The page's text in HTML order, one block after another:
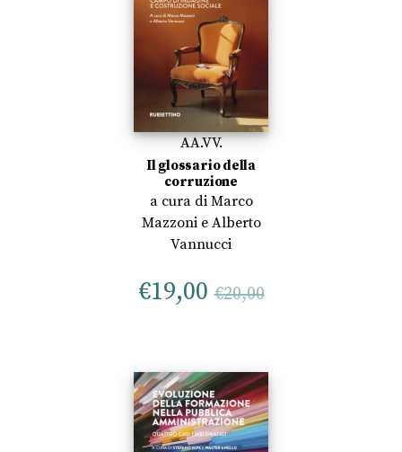
AA.VV.
Il glossario della
corruzione
a cura di Marco
Mazzonie Alberto
Vannucci
€19,00 €20,00